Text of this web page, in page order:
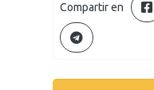
Compartir en